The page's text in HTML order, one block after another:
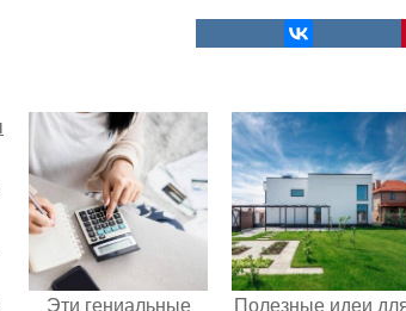
Эти гениальные
Полезные идеи